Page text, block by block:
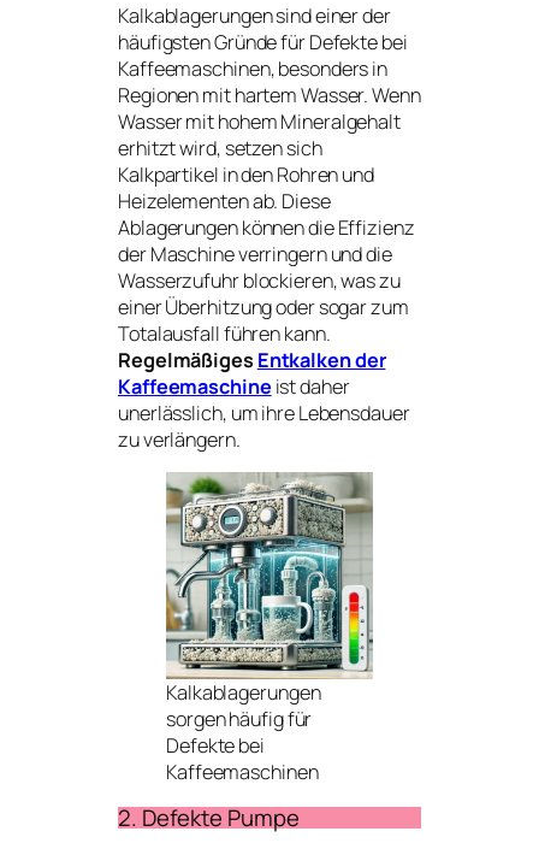
Kalkablagerungen sind einer der
häufigsten Gründe für Defekte bei
Kaffeemaschinen, besonders in
Regionen mit hartem Wasser. Wenn
Wasser mit hohem Mineralgehalt
erhitzt wird, setzen sich
Kalkpartikel in den Rohren und
Heizelementen ab. Diese
Ablagerungen können die Effizienz
der Maschine verringern und die
Wasserzufuhr blockieren, was zu
einer Überhitzung oder sogar zum
Totalausfall führen kann.
Regelmäßiges Entkalken der
Kaffeemaschine ist daher
unerlässlich, um ihre Lebensdauer
zu verlängern.
Kalkablagerungen
sorgen häufig für
Defekte bei
Kaffeemaschinen
2. Defekte Pumpe